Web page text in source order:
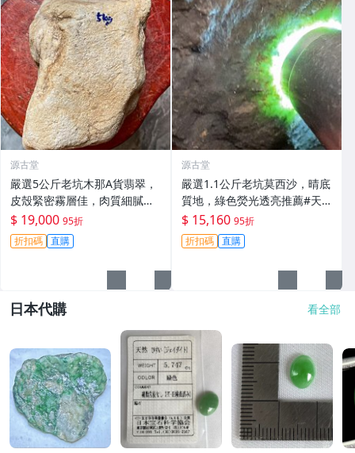
源古堂
嚴選5公斤老坑木那A貨翡翠，
皮殼緊密霧層佳，肉質細膩足
料優質，適合打造手鐲收藏精
品。 A貨翡翠 玉石 手鐲
$ 19,000 95折
折扣碼 直購
源古堂
嚴選1.1公斤老坑莫西沙，晴底
質地，綠色熒光透亮推薦#天
然翡翠 A貨 翡翠玉石
$ 15,160 95折
折扣碼 直購
日本代購 看全部